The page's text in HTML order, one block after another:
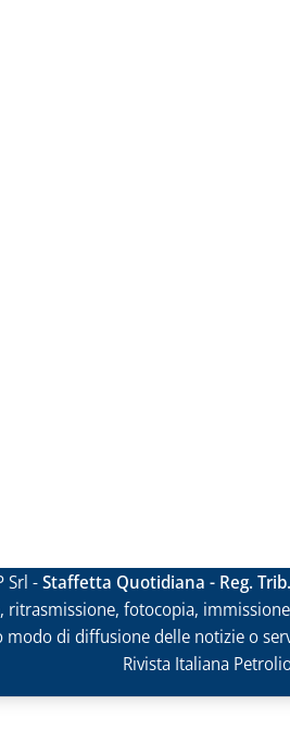
Srl -Staffetta Quotidiana - Reg.
ritrasmissione, fotocopia,
modo di diffusione delle notizie o
Rivista Italiana